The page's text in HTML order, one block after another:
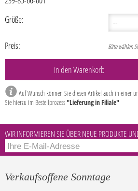
Größe:
Preis: Bitte wählen
Auf Wunsch können Sie diesen Artikel auch in einer
Sie hierzu im Bestellprozess"Lieferung in Filiale"
WIR INFORMIEREN SIE ÜBER NEUE PRODUKTE
Verkaufsoffene Sonntage